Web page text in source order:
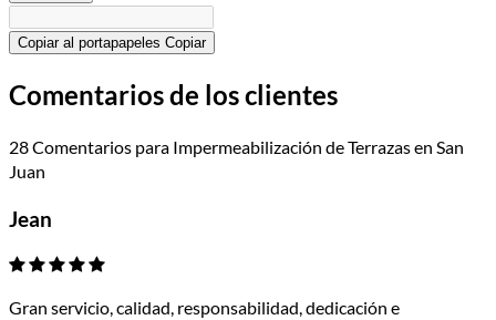
Copiar al portapapeles Copiar
Comentarios de los clientes
28 Comentarios para Impermeabilización de Terrazas en San
Juan
Jean
Gran servicio, calidad, responsabilidad, dedicación e